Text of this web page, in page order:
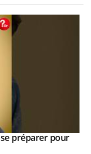
préparer pour